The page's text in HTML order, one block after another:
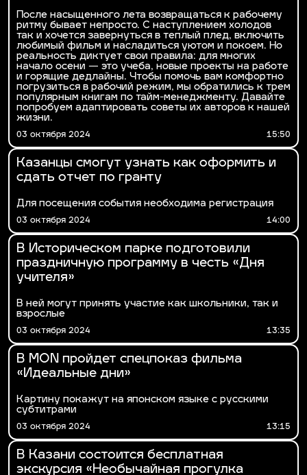
После насыщенного лета возвращаться к рабочему
ритму бывает непросто. С наступлением холодов
так и хочется завернуться в теплый плед, включить
любимый фильм и насладиться уютом и покоем. Но
реальность диктует свои правила: для многих
начало осени — это учеба, новые проекты на работе
и горящие дедлайны. Чтобы помочь вам комфортно
погрузиться в рабочий режим, мы обратились к трем
популярным книгам по тайм-менеджменту. Давайте
попробуем адаптировать советы их авторов к нашей
жизни.
03 октября 2024 15:50
Казанцы смогут узнать как оформить и
сдать отчет по гранту
Для посещения события необходима регистрация
03 октября 2024 14:00
В Историческом парке подготовили
праздничную программу в честь «Дня
учителя»
В ней могут принять участие как школьники, так и
взрослые
03 октября 2024 13:35
В MOÑ пройдет спецпоказ фильма
«Идеальные дни»
Картину покажут на японском языке с русскими
субтитрами
03 октября 2024 13:15
В Казани состоится бесплатная
экскурсия «Необычайная прогулка